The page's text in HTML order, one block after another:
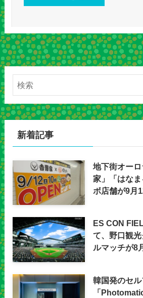
新着記事
地下街オー
家」「はな
ボ店舗が9月
ES CON
て、野口観
ルマッチが8
韓国発のセ
「